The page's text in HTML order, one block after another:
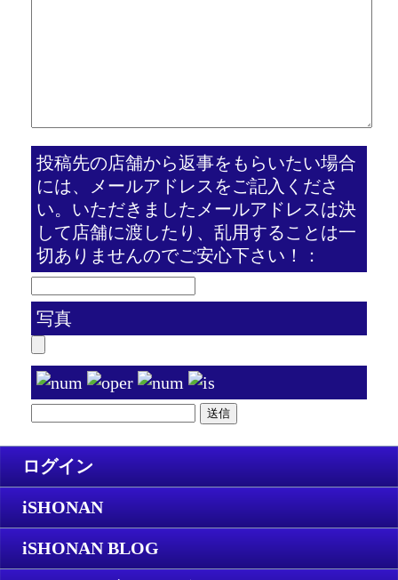
投稿先の店舗から返事をもらいたい場合
には、メールアドレスをご記入くださ
い。いただきましたメールアドレスは決
して店舗に渡したり、乱用することは一
切ありませんのでご安心下さい！：
写真
ログイン
iSHONAN
iSHONAN BLOG